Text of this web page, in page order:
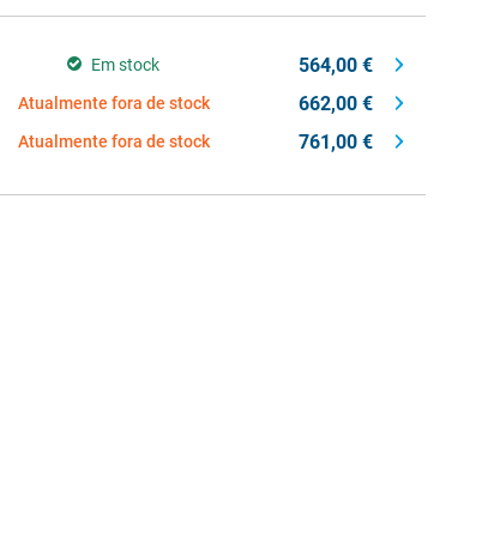
Em stock 564,00 €
Atualmente fora de stock 662,00 €
Atualmente fora de stock 761,00 €